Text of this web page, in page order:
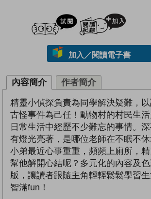
試閲
加入／閱讀電子書
內容簡介 作者簡介
精靈小偵探負責為同學解決疑難，
古怪事件為己任！動物村的村民生
日常生活中經歷不少難忘的事情。
有燈光亮著，是哪位老師在不眠不
小弟最近心事重重，頻頻上廁所，
幫他解開心結呢？多元化的內容及
版，讓讀者跟隨主角輕輕鬆鬆學習
智滿fun！